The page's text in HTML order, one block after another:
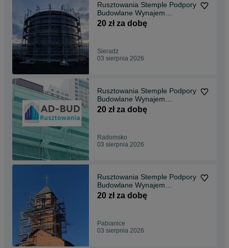
Rusztowania Stemple Podpory
Budowlane Wynajem
Wypożyczalnia Rusztowań
20 zł za dobę
Sieradz
03 sierpnia 2026
Rusztowania Stemple Podpory
Budowlane Wynajem
Wypożyczalnia Rusztowań
20 zł za dobę
Radomsko
03 sierpnia 2026
Rusztowania Stemple Podpory
Budowlane Wynajem
Wypożyczalnia Rusztowań
20 zł za dobę
Pabianice
03 sierpnia 2026